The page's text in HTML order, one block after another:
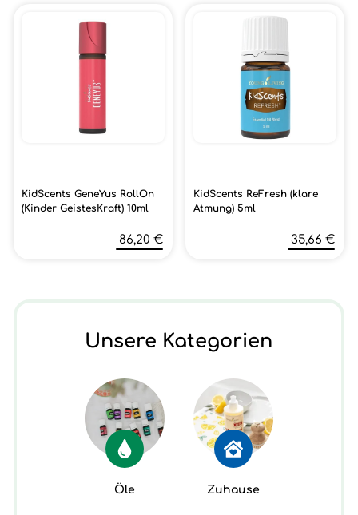
KidScents GeneYus RollOn
(Kinder GeistesKraft) 10ml
86,20 €
KidScents ReFresh (klare
Atmung) 5ml
35,66 €
Unsere Kategorien
Öle Zuhause